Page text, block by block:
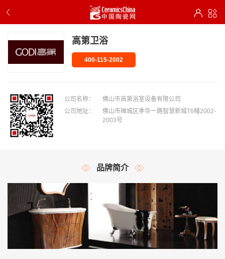
高第卫浴
400-115-2002
公司名称：
佛山市高第浴室设备有限公司
公司地址：
佛山市禅城区季华一路智慧新城T6幢2002-
2003号
品牌简介